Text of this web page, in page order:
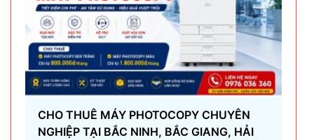
CHO THUÊ MÁY PHOTOCOPY CHUYÊN
NGHIỆP TẠI BẮC NINH, BẮC GIANG, HẢI